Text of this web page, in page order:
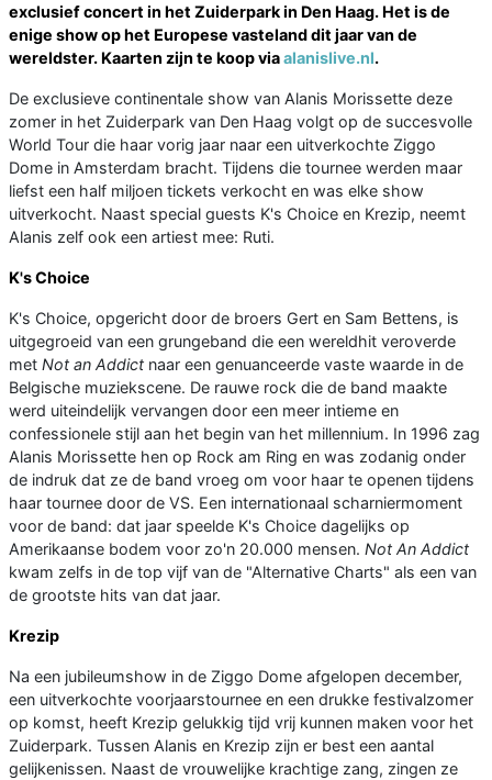
exclusief concert in het Zuiderpark in Den Haag. Het is de
enige show op het Europese vasteland dit jaar van de
wereldster. Kaarten zijn te koop viaalanislive.nl.
De exclusieve continentale show van Alanis Morissette deze
zomer in het Zuiderpark van Den Haag volgt op de succesvolle
World Tour die haar vorig jaar naar een uitverkochte Ziggo
Dome in Amsterdam bracht. Tijdens die tournee werden maar
liefst een half miljoen tickets verkocht en was elke show
uitverkocht. Naast special guests K's Choice en Krezip, neemt
Alanis zelf ook een artiest mee: Ruti.
K's Choice
K's Choice, opgericht door de broers Gert en Sam Bettens, is
uitgegroeid van een grungeband die een wereldhit veroverde
met Not an Addict naar een genuanceerde vaste waarde in de
Belgische muziekscene. De rauwe rock die de band maakte
werd uiteindelijk vervangen door een meer intieme en
confessionele stijl aan het begin van het millennium. In 1996 zag
Alanis Morissette hen op Rock am Ring en was zodanig onder
de indruk dat ze de band vroeg om voor haar te openen tijdens
haar tournee door de VS. Een internationaal scharniermoment
voor de band: dat jaar speelde K's Choice dagelijks op
Amerikaanse bodem voor zo'n 20.000 mensen. Not An Addict
kwam zelfs in de top vijf van de "Alternative Charts" als een van
de grootste hits van dat jaar.
Krezip
Na een jubileumshow in de Ziggo Dome afgelopen december,
een uitverkochte voorjaarstournee en een drukke festivalzomer
op komst, heeft Krezip gelukkig tijd vrij kunnen maken voor het
Zuiderpark. Tussen Alanis en Krezip zijn er best een aantal
gelijkenissen. Naast de vrouwelijke krachtige zang, zingen ze